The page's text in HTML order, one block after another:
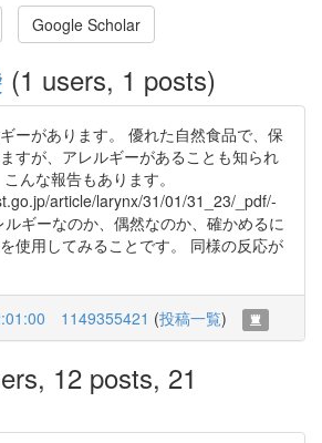
Google Scholar
(1 users, 1 posts)
ーがあります。 優れた自然食品で、保
すが、アレルギーがあることも知られ
んな報告もあります。
article/larynx/31/01/31_23/_pdf/-
ギーなのか、偶然なのか、確かめるに
使用してみることです。 同様の反応が
1149355421 (投稿一覧)
12 posts, 21